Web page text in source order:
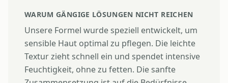
WARUM GÄNGIGE LÖSUNGEN NICHT REICHEN
Unsere Formel wurde speziell entwickelt, um
sensible Haut optimal zu pflegen. Die leichte
Textur zieht schnell ein und spendet intensive
Feuchtigkeit, ohne zu fetten. Die sanfte